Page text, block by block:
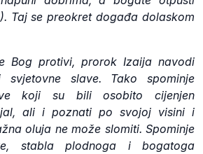
Taj se preokret događa dolaskom
Bog protivi, prorok Izaija navodi
svjetovne slave. Tako spominje
koji su bili osobito cijenjen
ali i poznati po svojoj visini i
oluja ne može slomiti. Spominje
stabla plodnoga i bogatoga